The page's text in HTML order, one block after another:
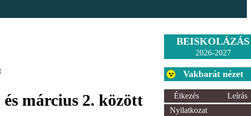
március 2. között
BEISKOLÁZÁS
2026-2027
Vakbarát nézet
Étkezés
Leírás
Nyilatkozat